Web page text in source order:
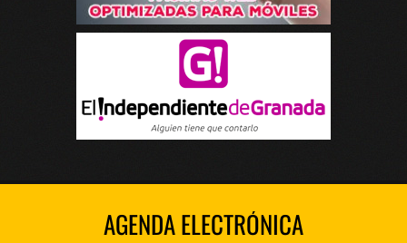
AGENDA ELECTRÓNICA